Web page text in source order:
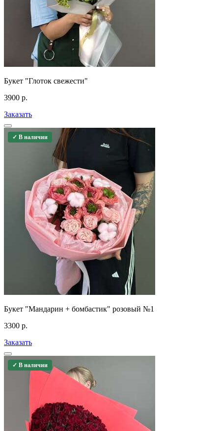
Букет "Глоток свежести"
3900 р.
Заказать
✓ В наличии
Букет "Мандарин + бомбастик" розовый №1
3300 р.
Заказать
✓ В наличии